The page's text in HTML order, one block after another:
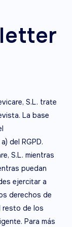
S.L. trate
La base
del RGPD.
S.L. mientras
puedan
ejercitar a
derechos de
resto de los
Para más